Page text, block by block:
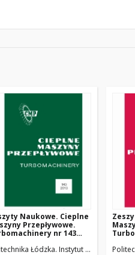
Naukowe. Cieplne
Przepływowe.
nr 143
Łódzka. Instytut Maszyn